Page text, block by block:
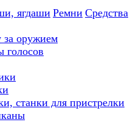
ягдаши Ремни Средства
за оружием
голосов
станки для пристрелки